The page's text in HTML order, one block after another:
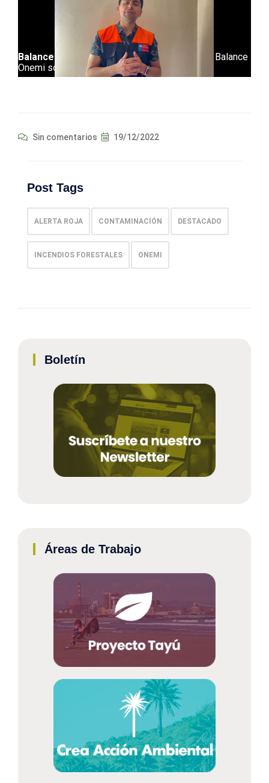
Sin comentarios 19/12/2022
Post Tags
ALERTA ROJA CONTAMINACIÓN DESTACADO
INCENDIOS FORESTALES ONEMI
Boletín
Áreas de Trabajo